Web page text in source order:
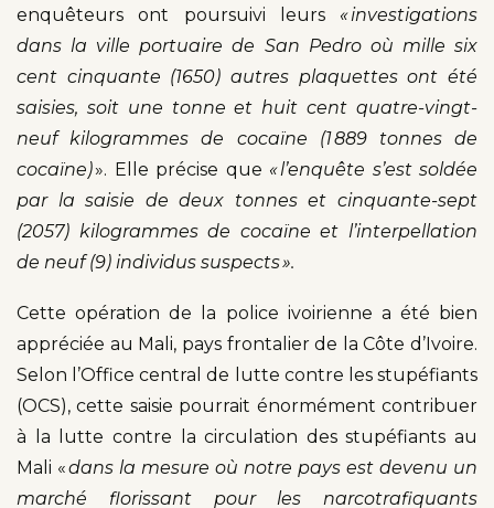
enquêteurs ont poursuivi leurs « investigations
dans la ville portuaire de San Pedro où mille six
cent cinquante (1650) autres plaquettes ont été
saisies, soit une tonne et huit cent quatre-vingt-
neuf kilogrammes de cocaïne (1 889 tonnes de
cocaïne)». Elle précise que « l’enquête s’est soldée
par la saisie de deux tonnes et cinquante-sept
(2057) kilogrammes de cocaïne et l’interpellation
de neuf (9) individus suspects ».
Cette opération de la police ivoirienne a été bien
appréciée au Mali, pays frontalier de la Côte d’Ivoire.
Selon l’Office central de lutte contre les stupéfiants
(OCS), cette saisie pourrait énormément contribuer
à la lutte contre la circulation des stupéfiants au
Mali «dans la mesure où notre pays est devenu un
marché florissant pour les narcotrafiquants